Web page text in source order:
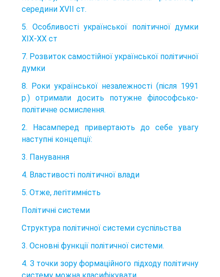
середини XVII ст.
5. Особливості української політичної думки
ХІХ-ХХ ст
7. Розвиток самостійної української політичної
думки
8. Роки української незалежності (після 1991
р.) отримали досить потужне філософсько-
політичне осмислення.
2. Насамперед привертають до себе увагу
наступні концепції:
3. Панування
4. Властивості політичної влади
5. Отже, легітимність
Політичні системи
Структура політичної системи суспільства
3. Основні функції політичної системи.
4. З точки зору формаційного підходу політичну